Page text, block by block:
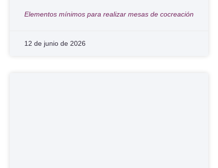
Elementos mínimos para realizar mesas de cocreación
12 de junio de 2026